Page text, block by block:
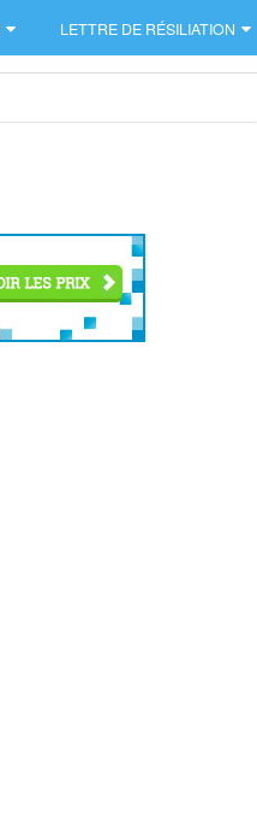
LETTRE DE RÉSILIATION